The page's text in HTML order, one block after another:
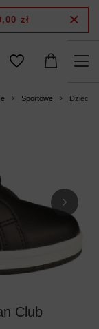
zł
Sportowe
Club